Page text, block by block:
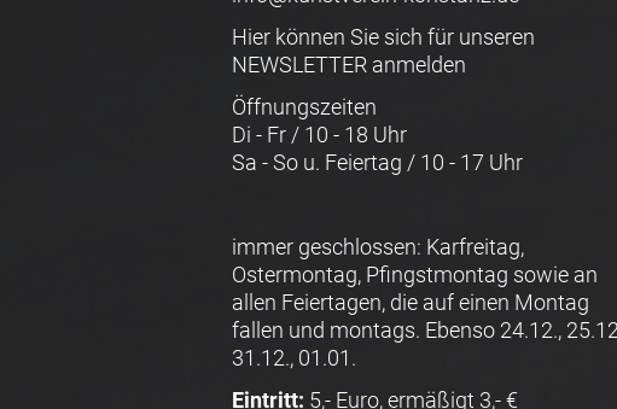
Hier können Sie sich für unseren
NEWSLETTER anmelden
Öffnungszeiten
Di - Fr / 10 - 18 Uhr
Sa - So u. Feiertag / 10 - 17 Uhr
immer geschlossen: Karfreitag,
Ostermontag, Pfingstmontag sowie an
allen Feiertagen, die auf einen Montag
fallen und montags. Ebenso 24.12.,
31.12., 01.01.
Eintritt: 5,- Euro, ermäßigt 3,- €